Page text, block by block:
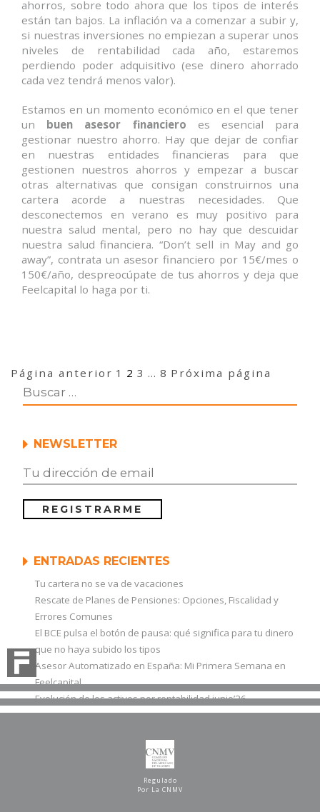
ahorros, sobre todo ahora que los tipos de interés
están tan bajos. La inflación va a comenzar a subir y,
si nuestras inversiones no empiezan a superar unos
niveles de rentabilidad cada año, estaremos
perdiendo poder adquisitivo (ese dinero ahorrado
cada vez tendrá menos valor).
Estamos en un momento económico en el que tener
un buen asesor financiero es esencial para
gestionar nuestro ahorro. Hay que dejar de confiar
en nuestras entidades financieras para que
gestionen nuestros ahorros y empezar a buscar
otras alternativas que consigan construirnos una
cartera acorde a nuestras necesidades. Que
desconectemos en verano es muy positivo para
nuestra salud mental, pero no hay que descuidar
nuestra salud financiera. “Don’t sell in May and go
away”, contrata un asesor financiero por 15€/mes o
150€/año, despreocúpate de tus ahorros y deja que
Feelcapital lo haga por ti.
Navegación
de
entradas
Página anterior Página
1 Página
2 Página
3 … Página
8 Próxima página
NEWSLETTER
ENTRADAS RECIENTES
Tu cartera no se va de vacaciones
Rescate de Planes de Pensiones: Opciones, Fiscalidad y
Errores Comunes
El BCE pulsa el botón de pausa: qué significa para tu dinero
que no haya subido los tipos
Asesor Automatizado en España: Mi Primera Semana en
Feelcapital
Evolución de los activos por rentabilidad junio’26
Regulado
Por La CNMV